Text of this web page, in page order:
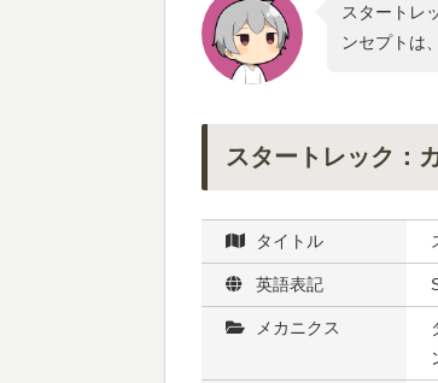
スタートレ
ンセプトは
スタートレック：
タイトル
英語表記
メカニクス